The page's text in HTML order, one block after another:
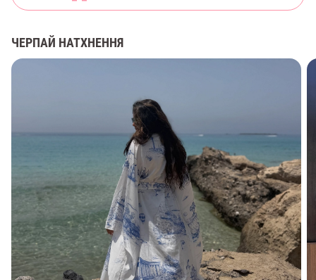
ЧЕРПАЙ НАТХНЕННЯ